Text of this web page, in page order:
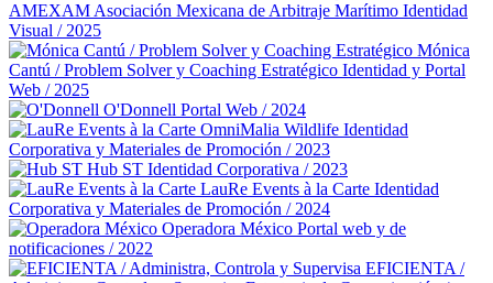
AMEXAM Asociación Mexicana de Arbitraje Marítimo Identidad
Visual / 2025
Mónica
Cantú / Problem Solver y Coaching Estratégico Identidad y Portal
Web / 2025
O'Donnell Portal Web / 2024
OmniMalia Wildlife Identidad
Corporativa y Materiales de Promoción / 2023
Hub ST Identidad Corporativa / 2023
LauRe Events à la Carte Identidad
Corporativa y Materiales de Promoción / 2024
Operadora México Portal web y de
notificaciones / 2022
EFICIENTA /